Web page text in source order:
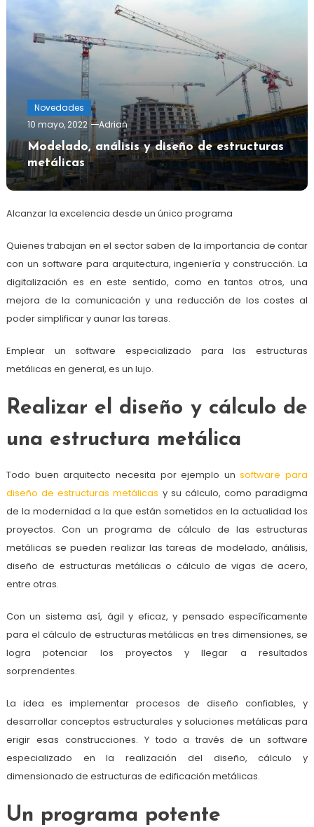
Novedades
10 mayo, 2022
Adrian
Modelado, análisis y diseño de estructuras
metálicas
Alcanzar la excelencia desde un único programa
Quienes trabajan en el sector saben de la importancia de contar
con un software para arquitectura, ingeniería y construcción. La
digitalización es en este sentido, como en tantos otros, una
mejora de la comunicación y una reducción de los costes al
poder simplificar y aunar las tareas.
Emplear un software especializado para las estructuras
metálicas en general, es un lujo.
Realizar el diseño y cálculo de
una estructura metálica
Todo buen arquitecto necesita por ejemplo unsoftware para
diseño de estructuras metálicas y su cálculo, como paradigma
de la modernidad a la que están sometidos en la actualidad los
proyectos. Con un programa de cálculo de las estructuras
metálicas se pueden realizar las tareas de modelado, análisis,
diseño de estructuras metálicas o cálculo de vigas de acero,
entre otras.
Con un sistema así, ágil y eficaz, y pensado específicamente
para el cálculo de estructuras metálicas en tres dimensiones, se
logra potenciar los proyectos y llegar a resultados
sorprendentes.
La idea es implementar procesos de diseño confiables, y
desarrollar conceptos estructurales y soluciones metálicas para
erigir esas construcciones. Y todo a través de un software
especializado en la realización del diseño, cálculo y
dimensionado de estructuras de edificación metálicas.
Un programa potente